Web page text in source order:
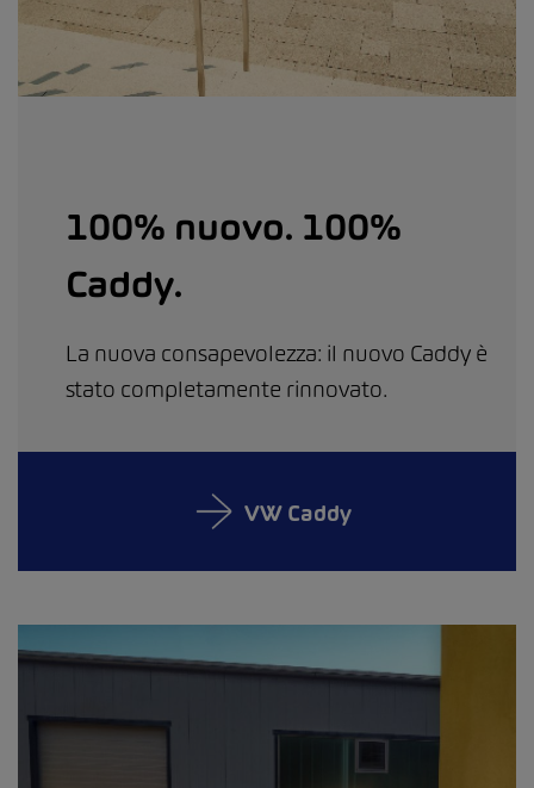
100% nuovo. 100%
Caddy.
La nuova consapevolezza: il nuovo Caddy è
stato completamente rinnovato.
VW Caddy